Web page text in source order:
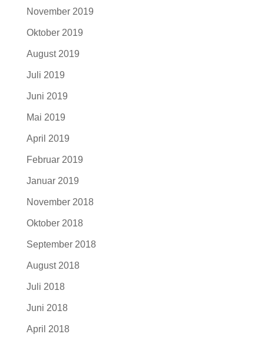
November 2019
Oktober 2019
August 2019
Juli 2019
Juni 2019
Mai 2019
April 2019
Februar 2019
Januar 2019
November 2018
Oktober 2018
September 2018
August 2018
Juli 2018
Juni 2018
April 2018